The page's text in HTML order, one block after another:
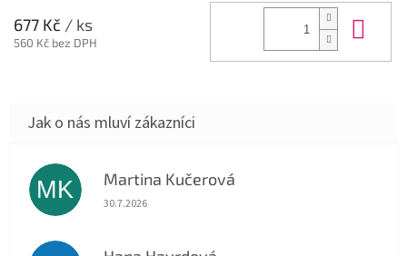
677 Kč / ks
560 Kč bez DPH
MK Martina Kučerová
Hodnocení obchodu je 5 z 5 hvězdiček.
30.7.2026